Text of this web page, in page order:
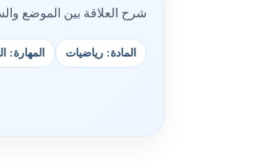
شرح العلاقة بين الموضع
المادة: رياضيات المهارة: